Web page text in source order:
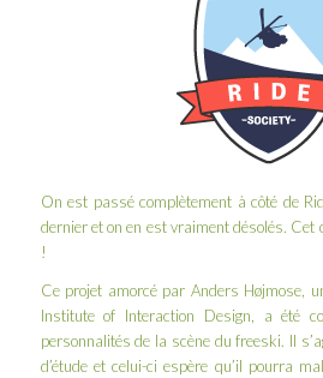
On est passé complètement à côté de
dernier et on en est vraiment désolés.
!
Ce projet amorcé par Anders Højmose,
Institute of Interaction Design, a été
personnalités de la scène du freeski. Il
d’étude et celui-ci espère qu’il pourra